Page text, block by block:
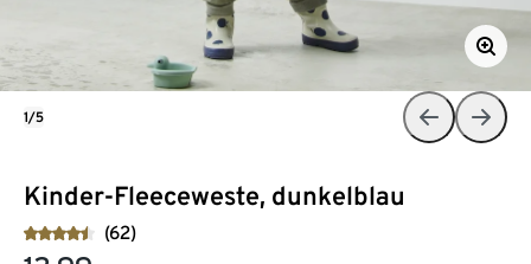
Kinder-Fleeceweste, dunkelblau
(62)
1/5